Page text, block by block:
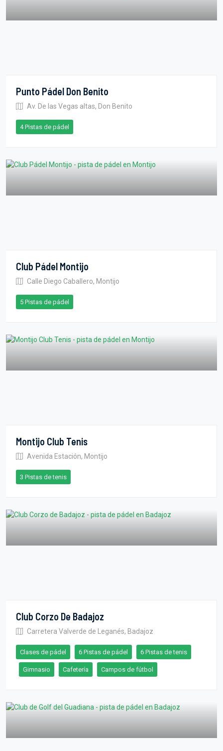
Punto Pádel Don Benito
Av. De las Vegas altas, Don Benito
4 Pistas de pádel
Club Pádel Montijo
Calle Diego Caballero, Montijo
5 Pistas de pádel
Montijo Club Tenis
Avenida Estación, Montijo
3 Pistas de tenis
Club Corzo De Badajoz
Carretera Valverde de Leganés, Badajoz
Clases de pádel 6 Pistas de pádel 6 Pistas de tenis
Gimnasio Cafetería Campos de fútbol